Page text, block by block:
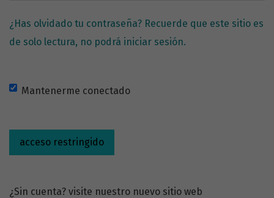
¿Has olvidado tu contraseña? Recuerde que este sitio es
de solo lectura, no podrá iniciar sesión.
Mantenerme conectado
acceso restringido
¿Sin cuenta? visite nuestro nuevo sitio web